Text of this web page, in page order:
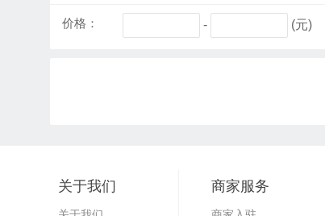
价格： - (元)
关于我们 商家服务